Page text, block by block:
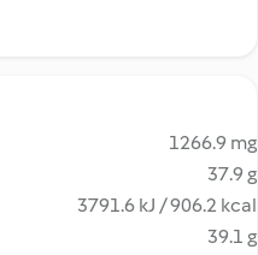
1266.9 mg
37.9 g
3791.6 kJ / 906.2 kcal
39.1 g